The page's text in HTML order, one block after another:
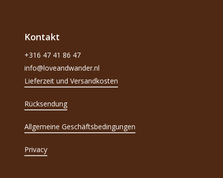
Kontakt
+316 47 41 86 47
info@loveandwander.nl
Lieferzeit und Versandkosten
Rücksendung
Allgemeine Geschäftsbedingungen
Privacy